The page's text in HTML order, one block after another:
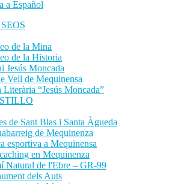
de la Mina
de la Historia
Moncada
de Mequinensa
“Jesús Moncada”
Sant Blas i Santa Àgueda
de Mequinenza
a Mequinensa
en Mequinenza
de l'Ebre – GR-99
dels Auts